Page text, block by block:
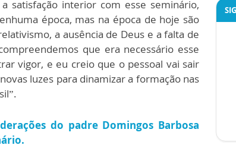
satisfação interior com esse seminário,
época, mas na época de hoje são
a ausência de Deus e a falta de
que era necessário esse
vigor, e eu creio que o pessoal vai sair
luzes para dinamizar a formação nas
do padre Domingos Barbosa